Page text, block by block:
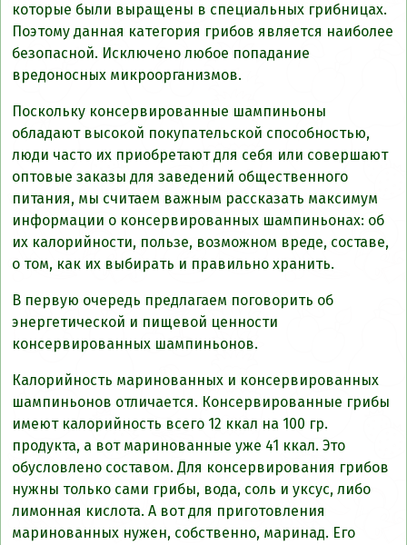
которые были выращены в специальных грибницах.
Поэтому данная категория грибов является наиболее
безопасной. Исключено любое попадание
вредоносных микроорганизмов.
Поскольку консервированные шампиньоны
обладают высокой покупательской способностью,
люди часто их приобретают для себя или совершают
оптовые заказы для заведений общественного
питания, мы считаем важным рассказать максимум
информации о консервированных шампиньонах: об
их калорийности, пользе, возможном вреде, составе,
о том, как их выбирать и правильно хранить.
В первую очередь предлагаем поговорить об
энергетической и пищевой ценности
консервированных шампиньонов.
Калорийность маринованных и консервированных
шампиньонов отличается. Консервированные грибы
имеют калорийность всего 12 ккал на 100 гр.
продукта, а вот маринованные уже 41 ккал. Это
обусловлено составом. Для консервирования грибов
нужны только сами грибы, вода, соль и уксус, либо
лимонная кислота. А вот для приготовления
маринованных нужен, собственно, маринад. Его